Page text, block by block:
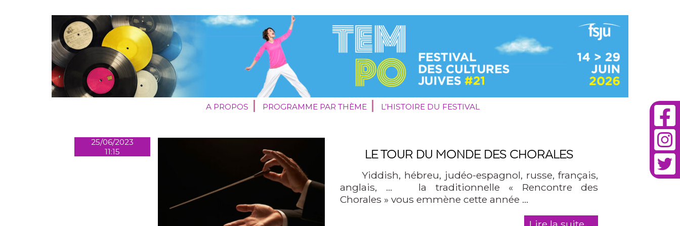
A PROPOS PROGRAMME PAR THÈME L’HISTOIRE DU FESTIVAL
25/06/2023
11:15
LE TOUR DU MONDE DES CHORALES
Yiddish, hébreu, judéo-espagnol, russe, français,
anglais, … la traditionnelle « Rencontre des
Chorales » vous emmène cette année …